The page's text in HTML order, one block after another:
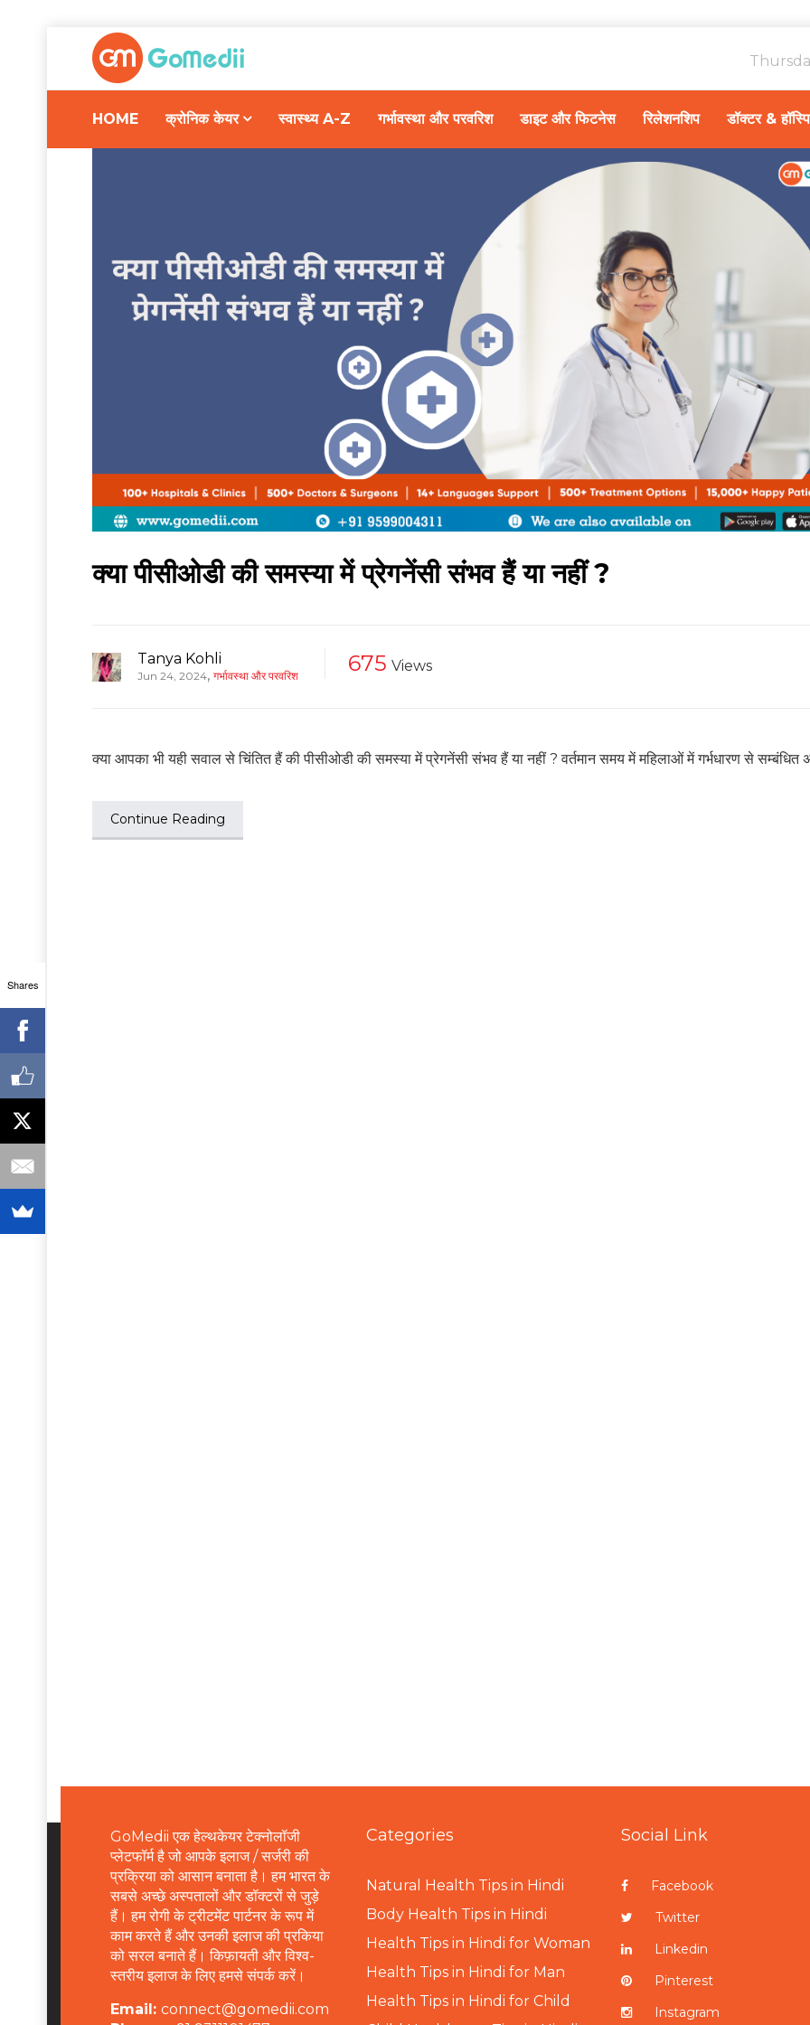
HOME क्रोनिक केयर स्वास्थ्य A-Z गर्भावस्था और परवरिश डाइट और फिटनेस रिलेशनशिप डॉक्टर &
क्या पीसीओडी की समस्या में प्रेगनेंसी संभव हैं या नहीं ?
Tanya Kohli
Jun 24, 2024, गर्भावस्था और परवरिश 675 Views
क्या आपका भी यही सवाल से चिंतित हैं की पीसीओडी की समस्या में प्रेगनेंसी संभव हैं या नहीं ? वर्तमान समय में महिलाओं में गर्भधारण से सम्बंधित
Continue Reading
GoMedii एक हेल्थकेयर टेक्नोलॉजी
प्लेटफॉर्म है जो आपके इलाज / सर्जरी की
प्रक्रिया को आसान बनाता है। हम भारत के
सबसे अच्छे अस्पतालों और डॉक्टरों से जुड़े
हैं। हम रोगी के ट्रीटमेंट पार्टनर के रूप में
काम करते हैं और उनकी इलाज की प्रकिया
को सरल बनाते हैं। किफ़ायती और विश्व-
स्तरीय इलाज के लिए हमसे संपर्क करें।
Email: connect@gomedii.com
Categories
Natural Health Tips in Hindi
Body Health Tips in Hindi
Health Tips in Hindi for Woman
Health Tips in Hindi for Man
Health Tips in Hindi for Child
Social Link
Facebook
Twitter
Linkedin
Pinterest
Instagram
Shares